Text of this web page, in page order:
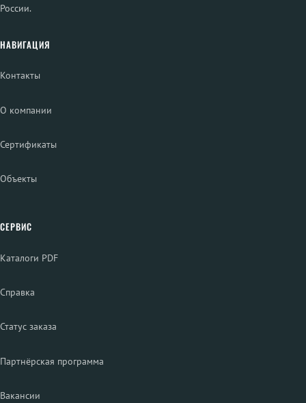
России.
НАВИГАЦИЯ
Контакты
О компании
Сертификаты
Объекты
СЕРВИС
Каталоги PDF
Справка
Статус заказа
Партнёрская программа
Вакансии